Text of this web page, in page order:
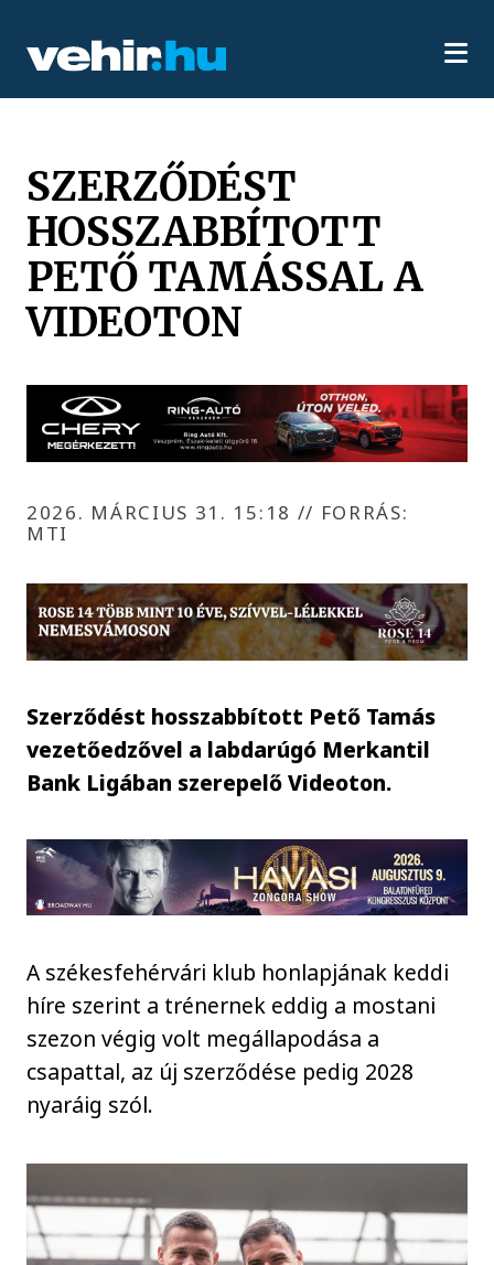
SZERZŐDÉST
HOSSZABBÍTOTT
PETŐ TAMÁSSAL A
VIDEOTON
2026. MÁRCIUS 31. 15:18 // FORRÁS:
MTI
Szerződést hosszabbított Pető Tamás
vezetőedzővel a labdarúgó Merkantil
Bank Ligában szerepelő Videoton.
A székesfehérvári klub honlapjának keddi
híre szerint a trénernek eddig a mostani
szezon végig volt megállapodása a
csapattal, az új szerződése pedig 2028
nyaráig szól.